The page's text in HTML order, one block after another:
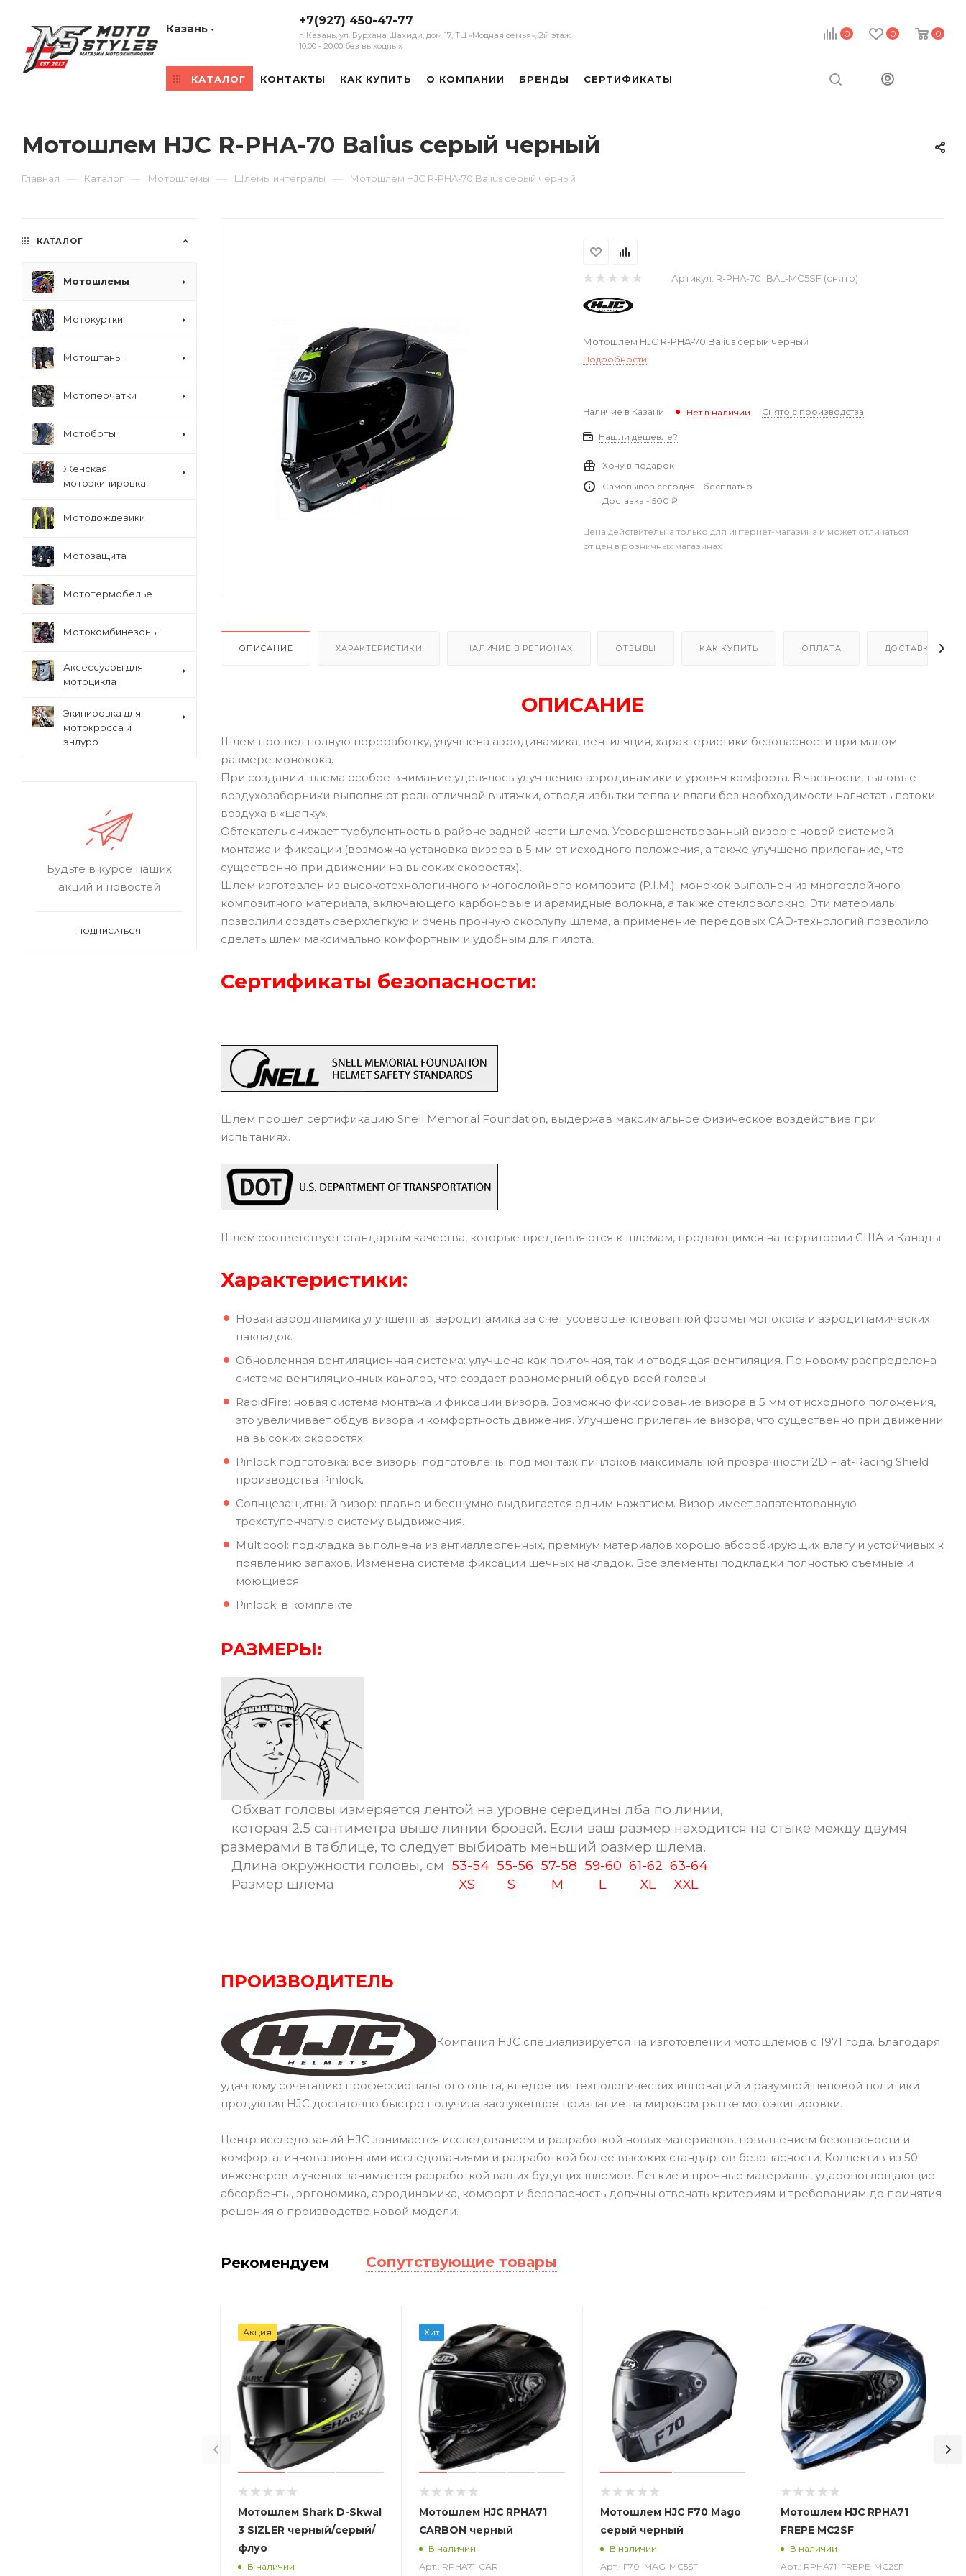
0 0 0
Казань
+7(927) 450-47-77
г. Казань, ул. Бурхана Шахиди, дом 17, ТЦ «Модная семья», 2й этаж
10:00 - 20:00 без выходных
КАТАЛОГ КОНТАКТЫ КАК КУПИТЬ О КОМПАНИИ БРЕНДЫ СЕРТИФИКАТЫ
Мотошлем HJC R-PHA-70 Balius серый черный
Главная — Каталог — Мотошлемы — Шлемы интегралы — Мотошлем HJC R-PHA-70 Balius серый черный
Артикул: R-PHA-70_BAL-MC5SF (снято)
Мотошлем HJC R-PHA-70 Balius серый черный
Подробности
Наличие в Казани Нет в наличии Снято с производства
Нашли дешевле?
Хочу в подарок
Самовывоз сегодня - бесплатно
Доставка - 500 ₽
Цена действительна только для интернет-магазина и может отличаться
от цен в розничных магазинах
ОПИСАНИЕ ХАРАКТЕРИСТИКИ НАЛИЧИЕ В РЕГИОНАХ ОТЗЫВЫ КАК КУПИТЬ ОПЛАТА ДОСТАВКА
ОПИСАНИЕ
Шлем прошел полную переработку, улучшена аэродинамика, вентиляция, характеристики безопасности при малом
размере монокока.
При создании шлема особое внимание уделялось улучшению аэродинамики и уровня комфорта. В частности, тыловые
воздухозаборники выполняют роль отличной вытяжки, отводя избытки тепла и влаги без необходимости нагнетать потоки
воздуха в «шапку».
Обтекатель снижает турбулентность в районе задней части шлема. Усовершенствованный визор с новой системой
монтажа и фиксации (возможна установка визора в 5 мм от исходного положения, а также улучшено прилегание, что
существенно при движении на высоких скоростях).
Шлем изготовлен из высокотехнологичного многослойного композита (P.I.M.): монокок выполнен из многослойного
композитного материала, включающего карбоновые и арамидные волокна, а так же стекловолокно. Эти материалы
позволили создать сверхлегкую и очень прочную скорлупу шлема, а применение передовых CAD-технологий позволило
сделать шлем максимально комфортным и удобным для пилота.
Сертификаты безопасности:
Шлем прошел сертификацию Snell Memorial Foundation, выдержав максимальное физическое воздействие при
испытаниях.
Шлем соответствует стандартам качества, которые предъявляются к шлемам, продающимся на территории США и Канады.
Характеристики:
Новая аэродинамика:улучшенная аэродинамика за счет усовершенствованной формы монокока и аэродинамических
накладок.
Обновленная вентиляционная система: улучшена как приточная, так и отводящая вентиляция. По новому распределена
система вентиляционных каналов, что создает равномерный обдув всей головы.
RapidFire: новая система монтажа и фиксации визора. Возможно фиксирование визора в 5 мм от исходного положения,
это увеличивает обдув визора и комфортность движения. Улучшено прилегание визора, что существенно при движении
на высоких скоростях.
Pinlock подготовка: все визоры подготовлены под монтаж пинлоков максимальной прозрачности 2D Flat-Racing Shield
производства Pinlock.
Солнцезащитный визор: плавно и бесшумно выдвигается одним нажатием. Визор имеет запатентованную
трехступенчатую систему выдвижения.
Multicool: подкладка выполнена из антиаллергенных, премиум материалов хорошо абсорбирующих влагу и устойчивых к
появлению запахов. Изменена система фиксации щечных накладок. Все элементы подкладки полностью съемные и
моющиеся.
Pinlock: в комплекте.
РАЗМЕРЫ:
Обхват головы измеряется лентой на уровне середины лба по линии,
которая 2.5 сантиметра выше линии бровей. Если ваш размер находится на стыке между двумя
размерами в таблице, то следует выбирать меньший размер шлема.
Длина окружности головы, см 53-54 55-56 57-58 59-60 61-62 63-64
Размер шлема
XS S M L XL XXL
ПРОИЗВОДИТЕЛЬ
Компания HJC специализируется на изготовлении мотошлемов с 1971 года. Благодаря
удачному сочетанию профессионального опыта, внедрения технологических инноваций и разумной ценовой политики
продукция HJC достаточно быстро получила заслуженное признание на мировом рынке мотоэкипировки.
Центр исследований HJC занимается исследованием и разработкой новых материалов, повышением безопасности и
комфорта, инновационными исследованиями и разработкой более высоких стандартов безопасности. Коллектив из 50
инженеров и ученых занимается разработкой ваших будущих шлемов. Легкие и прочные материалы, ударопоглощающие
абсорбенты, эргономика, аэродинамика, комфорт и безопасность должны отвечать критериям и требованиям до принятия
решения о производстве новой модели.
Рекомендуем Сопутствующие товары
Акция
Мотошлем Shark D-Skwal
3 SIZLER черный/серый/
флуо
В наличии
Хит
Мотошлем HJC RPHA71
CARBON черный
В наличии
Арт.: RPHA71-CAR
Мотошлем HJC F70 Mago
серый черный
В наличии
Арт.: F70_MAG-MC5SF
Мотошлем HJC RPHA71
FREPE MC2SF
В наличии
Арт.: RPHA71_FREPE-MC2SF
КАТАЛОГ
Мотошлемы
Мотокуртки
Мотоштаны
Мотоперчатки
Мотоботы
Женская
мотоэкипировка
Мотодождевики
Мотозащита
Мототермобелье
Мотокомбинезоны
Аксессуары для
мотоцикла
Экипировка для
мотокросса и
эндуро
Будьте в курсе наших
акций и новостей
ПОДПИСАТЬСЯ